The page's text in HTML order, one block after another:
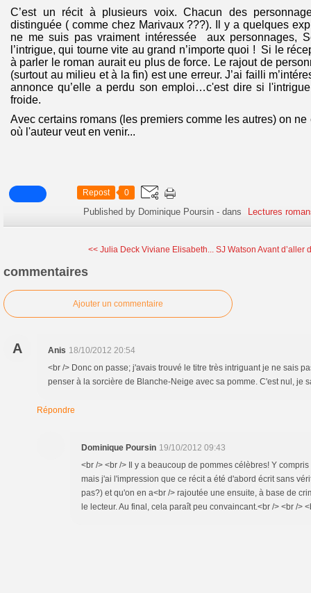
C’est un récit à plusieurs voix. Chacun des
distinguée ( comme chez Marivaux ???). Il y a quelques
ne me suis pas vraiment intéressée aux personnages,
l’intrigue, qui tourne vite au grand n’importe quoi ! Si le
à parler le roman aurait eu plus de force. Le rajout de
(surtout au milieu et à la fin) est une erreur. J’ai failli
annonce qu’elle a perdu son emploi…c'est dire si
froide.
Avec certains romans (les premiers comme les autres) on
où l'auteur veut en venir...
Repost 0
Published by Dominique Poursin -dans Lectures
<< Julia Deck Viviane Elisabeth... SJ Watson Avant d’aller
commentaires
Ajouter un commentaire
A Anis 18/10/2012 20:54
<br /> Donc on passe; j'avais trouvé le titre très intriguant je ne sais
penser à la sorcière de Blanche-Neige avec sa pomme. C'est nul, je
Répondre
Dominique Poursin 19/10/2012 09:43
<br /> <br /> Il y a beaucoup de pommes célèbres! Y
mais j'ai l'impression que ce récit a été d'abord écrit sans
pas?) et qu'on en a<br /> rajoutée une ensuite, à base de
le lecteur. Au final, cela paraît peu convaincant.<br /> <br />